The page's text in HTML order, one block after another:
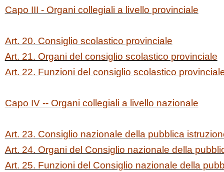
Capo III - Organi collegiali a livello provinciale
Art. 20. Consiglio scolastico provinciale
Art. 21. Organi del consiglio scolastico provinciale
Art. 22. Funzioni del consiglio scolastico
Capo IV -- Organi collegiali a livello nazionale
Art. 23. Consiglio nazionale della pubblica
Art. 24. Organi del Consiglio nazionale della
Art. 25. Funzioni del Consiglio nazionale della